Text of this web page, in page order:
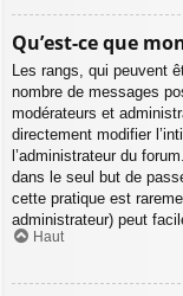
Qu’est-ce que
Les rangs, qui peuvent
nombre de messages
modérateurs et
directement modifier
l’administrateur du
dans le seul but de
cette pratique est
administrateur) peut
Haut